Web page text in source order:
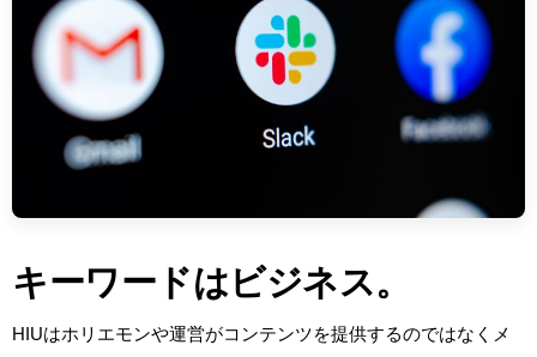
キーワードはビジネス。
HIUはホリエモンや運営がコンテンツを提供するのではなくメ